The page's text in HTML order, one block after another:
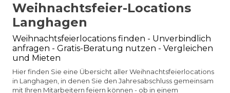
Weihnachtsfeier-Locations
Langhagen
Weihnachtsfeierlocations finden - Unverbindlich
anfragen - Gratis-Beratung nutzen - Vergleichen
und Mieten
Hier finden Sie eine Übersicht aller Weihnachtsfeierlocations
in Langhagen, in denen Sie den Jahresabschluss gemeinsam
mit Ihren Mitarbeitern feiern können - ob in einem